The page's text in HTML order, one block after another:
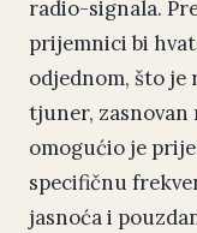
radio-signala.
prijemnici bi
odjednom, što
tjuner,
omogućio je
specifičnu
jasnoća i